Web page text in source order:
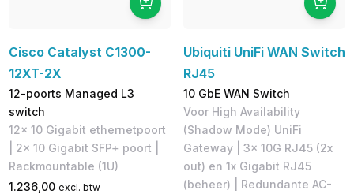
Cisco Catalyst C1300-
12XT-2X
12-poorts Managed L3
switch
12x 10 Gigabit ethernetpoort
| 2x 10 Gigabit SFP+ poort |
Rackmountable (1U)
1.236,00 excl. btw
Ubiquiti UniFi WAN Switch
RJ45
10 GbE WAN Switch
Voor High Availability
(Shadow Mode) UniFi
Gateway | 3x 10G RJ45 (2x
out) en 1x Gigabit RJ45
(beheer) | Redundante AC-